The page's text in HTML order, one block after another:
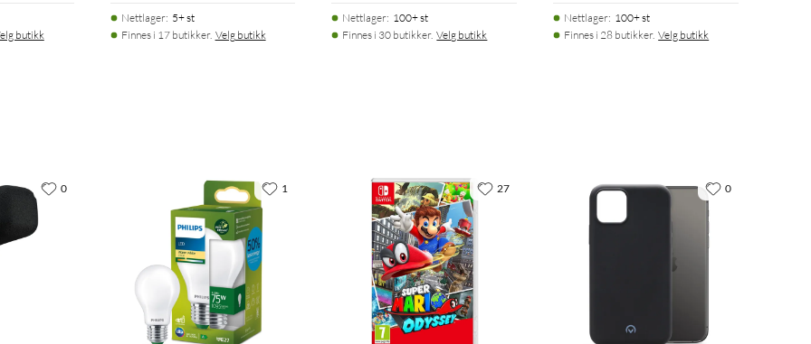
butikk
Nettlager: 5+ st
Finnes i 17 butikker. Velg butikk
Nettlager: 100+ st
Finnes i 30 butikker. Velg butikk
Nettlager: 100+ st
Finnes i 28 butikker. Velg butikk
0 1 27 0